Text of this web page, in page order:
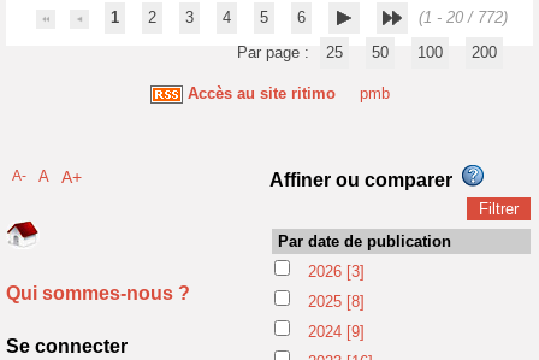
1 2 3 4 5 6
(1 - 20 / 772)
Par page :
25 50 100 200
Accès au site ritimo pmb
A- A A+
Qui sommes-nous ?
Se connecter
Affiner ou comparer
Par date de publication
2026 [3]
2025 [8]
2024 [9]